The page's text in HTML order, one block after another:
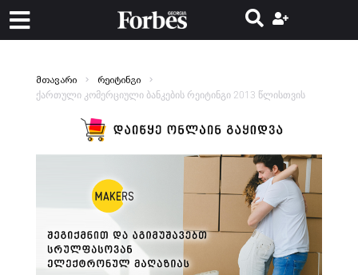
მთავარი რეიტინგი
ქართული კომერციული ბანკების რეიტინგი 2013 წლისთვის